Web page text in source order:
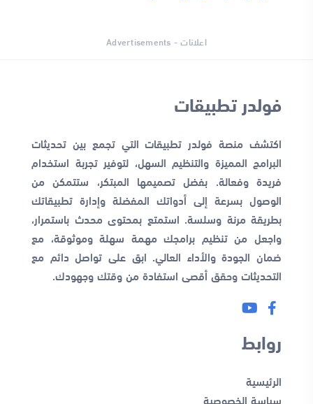
اعلانات - Advertisements
فولدر تطبيقات
اكتشف منصة فولدر تطبيقات التي تجمع بين تحديثات
البرامج المميزة والتنظيم السهل، لتوفير تجربة استخدام
فريدة وفعالة. بفضل تصميمها المبتكر، ستتمكن من
الوصول بسرعة إلى أدواتك المفضلة وإدارة تطبيقاتك
بطريقة مرنة وسلسة. استمتع بمحتوى محدث باستمرار،
واجعل من تنظيم برامجك مهمة سهلة وموثوقة، مع
ضمان الجودة والأداء العالي. ابق على تواصل دائم مع
التحديثات وحقق أقصى استفادة من وقتك وجهودك.
روابط
الرئيسية
سياسة الخصوصية